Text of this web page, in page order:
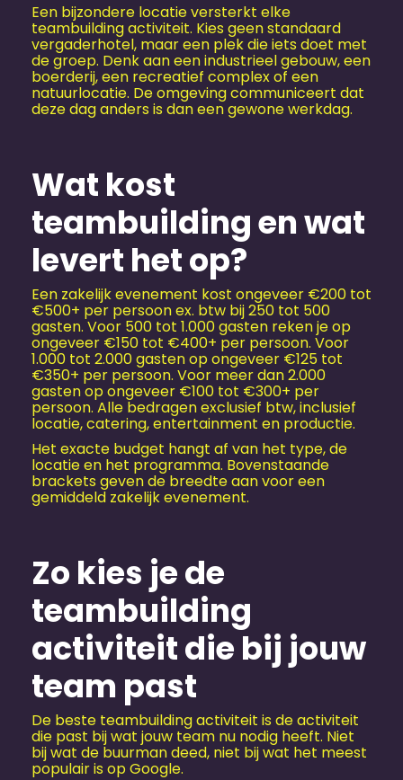
Een bijzondere locatie versterkt elke
teambuilding activiteit. Kies geen standaard
vergaderhotel, maar een plek die iets doet met
de groep. Denk aan een industrieel gebouw, een
boerderij, een recreatief complex of een
natuurlocatie. De omgeving communiceert dat
deze dag anders is dan een gewone werkdag.
Wat kost
teambuilding en wat
levert het op?
Een zakelijk evenement kost ongeveer €200 tot
€500+ per persoon ex. btw bij 250 tot 500
gasten. Voor 500 tot 1.000 gasten reken je op
ongeveer €150 tot €400+ per persoon. Voor
1.000 tot 2.000 gasten op ongeveer €125 tot
€350+ per persoon. Voor meer dan 2.000
gasten op ongeveer €100 tot €300+ per
persoon. Alle bedragen exclusief btw, inclusief
locatie, catering, entertainment en productie.
Het exacte budget hangt af van het type, de
locatie en het programma. Bovenstaande
brackets geven de breedte aan voor een
gemiddeld zakelijk evenement.
Zo kies je de
teambuilding
activiteit die bij jouw
team past
De beste teambuilding activiteit is de activiteit
die past bij wat jouw team nu nodig heeft. Niet
bij wat de buurman deed, niet bij wat het meest
populair is op Google.